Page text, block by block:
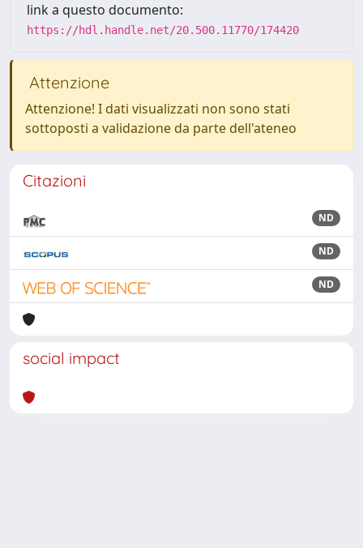
link a questo documento:
https://hdl.handle.net/20.500.11770/174420
Attenzione
Attenzione! I dati visualizzati non sono stati
sottoposti a validazione da parte dell'ateneo
Citazioni
ND
ND
ND
social impact